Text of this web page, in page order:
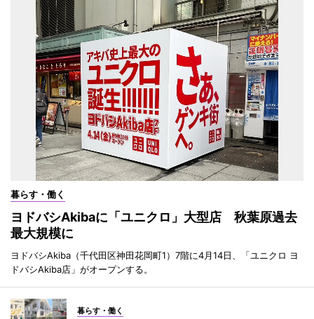
暮らす・働く
ヨドバシAkibaに「ユニクロ」大型店 秋葉原過去
最大規模に
ヨドバシAkiba（千代田区神田花岡町1）7階に4月14日、「ユニクロ ヨ
ドバシAkiba店」がオープンする。
暮らす・働く